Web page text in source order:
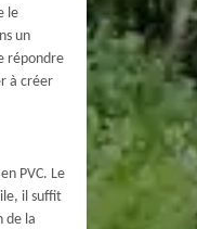
le
un
répondre
à créer
PVC. Le
il suffit
de la